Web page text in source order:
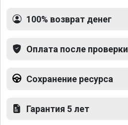
100% возврат денег
Оплата после проверки
Сохранение ресурса
Гарантия 5 лет